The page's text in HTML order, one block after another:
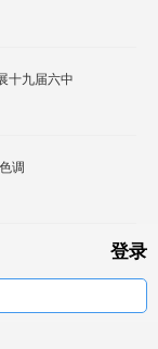
十九届六中
美色调
登录